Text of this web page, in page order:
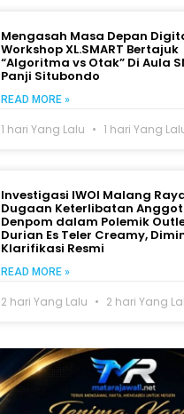
Mengasah Masa Depan
Workshop XL.SMART Bertajuk
“Algoritma vs Otak” Di Aula
Panji Situbondo
READ MORE »
1 hari Yang Lalu 1 hari Yang
Investigasi IWOI Malang
Dugaan Keterlibatan
Denpom dalam Polemik
Durian Es Teler Creamy,
Klarifikasi Resmi
READ MORE »
2 hari Yang Lalu 2 hari Yang